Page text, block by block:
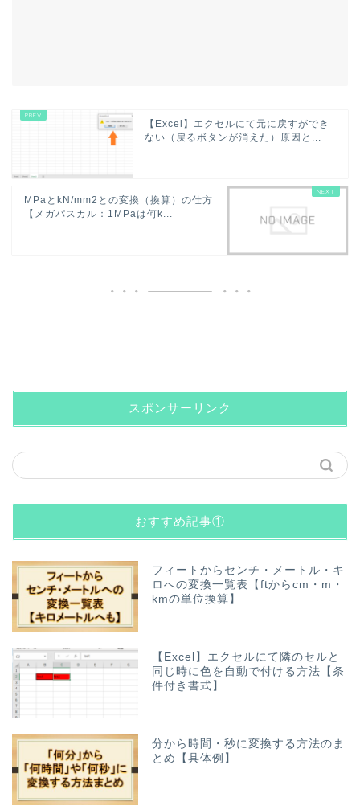
【Excel】エクセルにて元に戻すができ
ない（戻るボタンが消えた）原因と...
MPaとkN/mm2との変換（換算）の仕方
【メガパスカル：1MPaは何k...
スポンサーリンク
おすすめ記事①
フィートからセンチ・メートル・キ
ロへの変換一覧表【ftからcm・m・
kmの単位換算】
【Excel】エクセルにて隣のセルと
同じ時に色を自動で付ける方法【条
件付き書式】
分から時間・秒に変換する方法のま
とめ【具体例】